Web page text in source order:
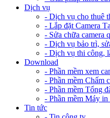
Dịch vụ
- Dịch vụ cho thuê
- Lắp đặt Camera
- Sửa chữa camera
- Dịch vụ bảo trì,
- Dịch vụ thi công,
Download
- Phần mềm xem
- Phần mềm Chấm
- Phần mềm Tổng
- Phần mềm Máy in
Tin tức